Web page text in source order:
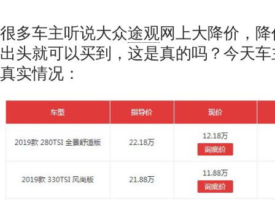
很多车主听说大众途观网上大降价，
出头就可以买到，这是真的吗？今天
真实情况：